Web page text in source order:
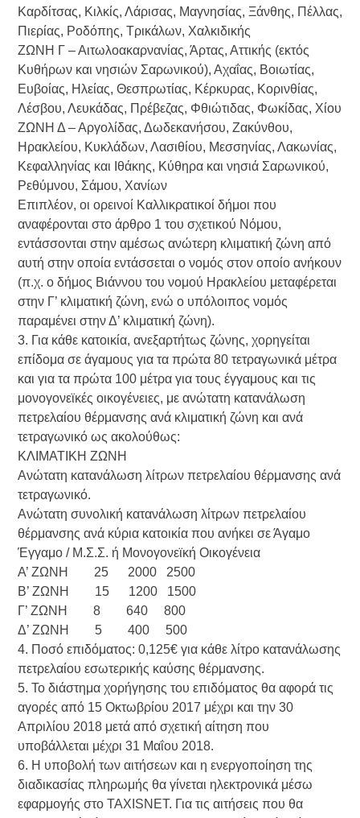
Καρδίτσας, Κιλκίς, Λάρισας, Μαγνησίας, Ξάνθης, Πέλλας,
Πιερίας, Ροδόπης, Τρικάλων, Χαλκιδικής
ΖΩΝΗ Γ – Αιτωλοακαρνανίας, Άρτας, Αττικής (εκτός
Κυθήρων και νησιών Σαρωνικού), Αχαΐας, Βοιωτίας,
Ευβοίας, Ηλείας, Θεσπρωτίας, Κέρκυρας, Κορινθίας,
Λέσβου, Λευκάδας, Πρέβεζας, Φθιώτιδας, Φωκίδας, Χίου
ΖΩΝΗ Δ – Αργολίδας, Δωδεκανήσου, Ζακύνθου,
Ηρακλείου, Κυκλάδων, Λασιθίου, Μεσσηνίας, Λακωνίας,
Κεφαλληνίας και Ιθάκης, Κύθηρα και νησιά Σαρωνικού,
Ρεθύμνου, Σάμου, Χανίων
Επιπλέον, οι ορεινοί Καλλικρατικοί δήμοι που
αναφέρονται στο άρθρο 1 του σχετικού Νόμου,
εντάσσονται στην αμέσως ανώτερη κλιματική ζώνη από
αυτή στην οποία εντάσσεται ο νομός στον οποίο ανήκουν
(π.χ. ο δήμος Βιάννου του νομού Ηρακλείου μεταφέρεται
στην Γ’ κλιματική ζώνη, ενώ ο υπόλοιπος νομός
παραμένει στην Δ’ κλιματική ζώνη).
3. Για κάθε κατοικία, ανεξαρτήτως ζώνης, χορηγείται
επίδομα σε άγαμους για τα πρώτα 80 τετραγωνικά μέτρα
και για τα πρώτα 100 μέτρα για τους έγγαμους και τις
μονογονεϊκές οικογένειες, με ανώτατη κατανάλωση
πετρελαίου θέρμανσης ανά κλιματική ζώνη και ανά
τετραγωνικό ως ακολούθως:
ΚΛΙΜΑΤΙΚΗ ΖΩΝΗ
Ανώτατη κατανάλωση λίτρων πετρελαίου θέρμανσης ανά
τετραγωνικό.
Ανώτατη συνολική κατανάλωση λίτρων πετρελαίου
θέρμανσης ανά κύρια κατοικία που ανήκει σε Άγαμο
Έγγαμο / Μ.Σ.Σ. ή Μονογονεϊκή Οικογένεια
Α’ ΖΩΝΗ 25 2000 2500
Β’ ΖΩΝΗ 15 1200 1500
Γ’ ΖΩΝΗ 8 640 800
Δ’ ΖΩΝΗ 5 400 500
4. Ποσό επιδόματος: 0,125€ για κάθε λίτρο κατανάλωσης
πετρελαίου εσωτερικής καύσης θέρμανσης.
5. Το διάστημα χορήγησης του επιδόματος θα αφορά τις
αγορές από 15 Οκτωβρίου 2017 μέχρι και την 30
Απριλίου 2018 μετά από σχετική αίτηση που
υποβάλλεται μέχρι 31 Μαΐου 2018.
6. Η υποβολή των αιτήσεων και η ενεργοποίηση της
διαδικασίας πληρωμής θα γίνεται ηλεκτρονικά μέσω
εφαρμογής στο TAXISNET. Για τις αιτήσεις που θα